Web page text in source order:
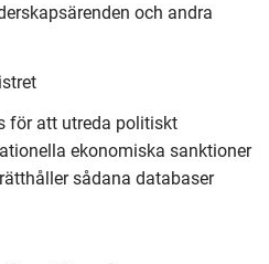
och andra
för att utreda politiskt
ekonomiska sanktioner
sådana databaser